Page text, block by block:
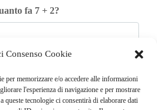
Consenso Cookie
per memorizzare e/o accedere alle informazioni
l'esperienza di navigazione e per mostrare
queste tecnologie ci consentirà di elaborare dati
fa 7 + 2?
Iscriviti